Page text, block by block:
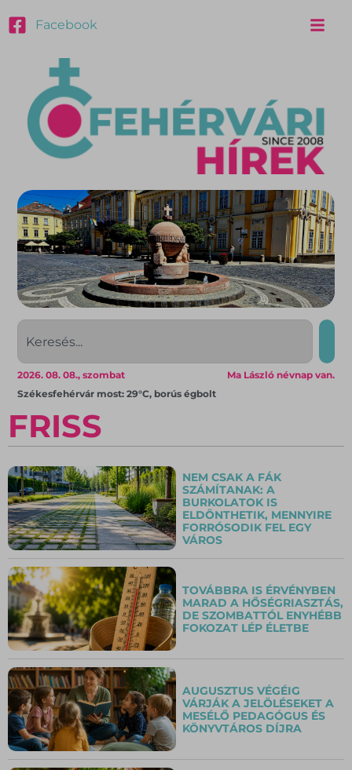
Facebook
Ma László névnap van.
2026. 08. 08., szombat
Székesfehérvár most: 29°C, borús égbolt
FRISS
NEM CSAK A FÁK
SZÁMÍTANAK: A
BURKOLATOK IS
ELDÖNTHETIK, MENNYIRE
FORRÓSODIK FEL EGY
VÁROS
TOVÁBBRA IS ÉRVÉNYBEN
MARAD A HŐSÉGRIASZTÁS,
DE SZOMBATTÓL ENYHÉBB
FOKOZAT LÉP ÉLETBE
AUGUSZTUS VÉGÉIG
VÁRJÁK A JELÖLÉSEKET A
MESÉLŐ PEDAGÓGUS ÉS
KÖNYVTÁROS DÍJRA